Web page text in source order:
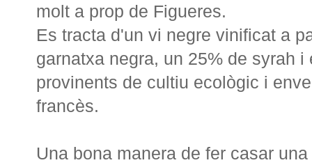
molt a prop de Figueres.
Es tracta d'un vi negre vinificat a
garnatxa negra, un 25% de syrah
provinents de cultiu ecològic i
francès.
Una bona manera de fer casar